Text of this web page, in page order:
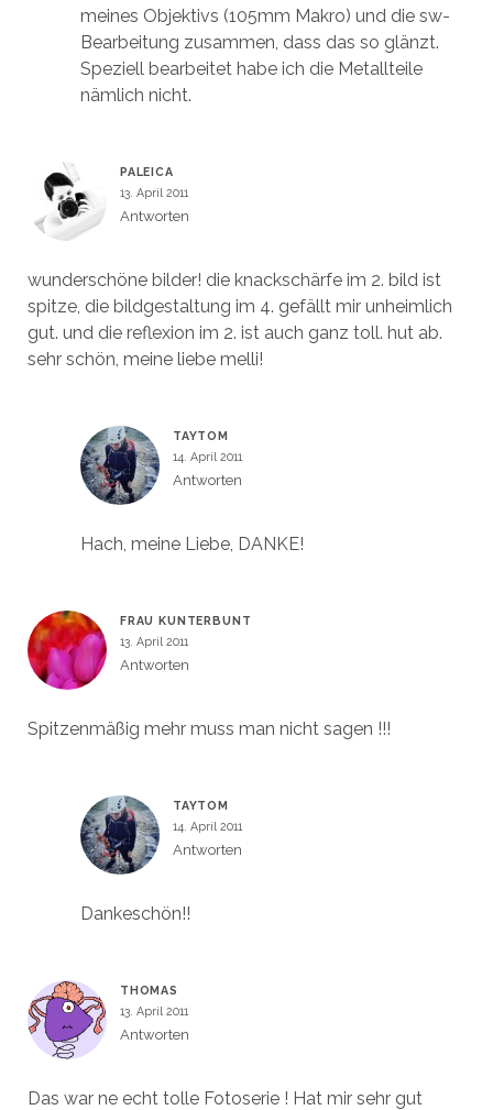
meines Objektivs (105mm Makro) und die sw-
Bearbeitung zusammen, dass das so glänzt.
Speziell bearbeitet habe ich die Metallteile
nämlich nicht.
PALEICA
13. April 2011
Antworten
wunderschöne bilder! die knackschärfe im 2. bild ist
spitze, die bildgestaltung im 4. gefällt mir unheimlich
gut. und die reflexion im 2. ist auch ganz toll. hut ab.
sehr schön, meine liebe melli!
TAYTOM
14. April 2011
Antworten
Hach, meine Liebe, DANKE!
FRAU KUNTERBUNT
13. April 2011
Antworten
Spitzenmäßig mehr muss man nicht sagen !!!
TAYTOM
14. April 2011
Antworten
Dankeschön!!
THOMAS
13. April 2011
Antworten
Das war ne echt tolle Fotoserie ! Hat mir sehr gut